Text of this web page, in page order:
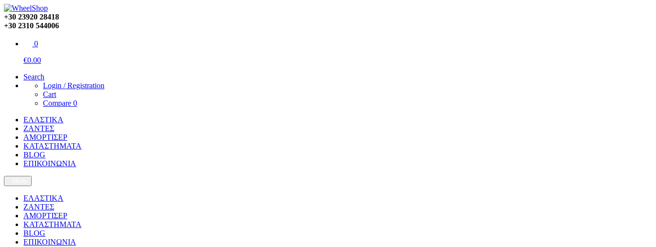
+30 23920 28418
+30 2310 544006
0
€0.00
Search
Login / Registration
Cart
Compare 0
ΕΛΑΣΤΙΚΑ
ΖΑΝΤΕΣ
ΑΜΟΡΤΙΣΕΡ
ΚΑΤΑΣΤΗΜΑΤΑ
BLOG
ΕΠΙΚΟΙΝΩΝΙΑ
ΕΛΑΣΤΙΚΑ
ΖΑΝΤΕΣ
ΑΜΟΡΤΙΣΕΡ
ΚΑΤΑΣΤΗΜΑΤΑ
BLOG
ΕΠΙΚΟΙΝΩΝΙΑ